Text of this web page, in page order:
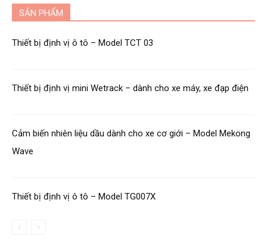
SẢN PHẨM
Thiết bị định vị ô tô – Model TCT 03
Thiết bị định vị mini Wetrack – dành cho xe máy, xe đạp điện
Cảm biến nhiên liệu dầu dành cho xe cơ giới – Model Mekong
Wave
Thiết bị định vị ô tô – Model TG007X